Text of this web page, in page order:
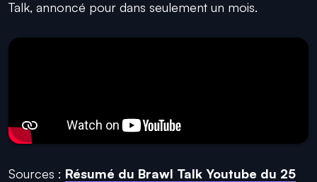
Talk, annoncé pour dans seulement un mois.
Sources : Résumé du Brawl Talk Youtube du 25